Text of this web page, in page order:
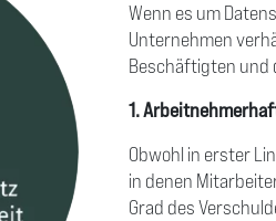
Wenn es um
Unternehmen
Beschäftigten und
1.
Obwohl in erster
in denen
Grad des